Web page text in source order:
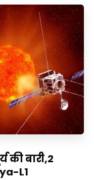
की बारी,2
L1